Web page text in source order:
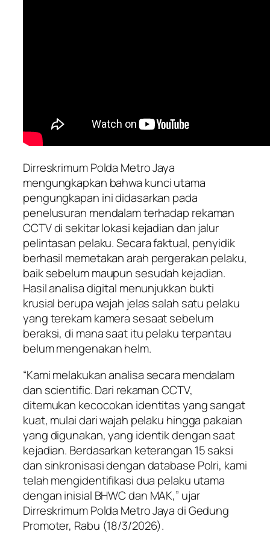
Dirreskrimum Polda Metro Jaya
mengungkapkan bahwa kunci utama
pengungkapan ini didasarkan pada
penelusuran mendalam terhadap rekaman
CCTV di sekitar lokasi kejadian dan jalur
pelintasan pelaku. Secara faktual, penyidik
berhasil memetakan arah pergerakan pelaku,
baik sebelum maupun sesudah kejadian.
Hasil analisa digital menunjukkan bukti
krusial berupa wajah jelas salah satu pelaku
yang terekam kamera sesaat sebelum
beraksi, di mana saat itu pelaku terpantau
belum mengenakan helm.
“Kami melakukan analisa secara mendalam
dan scientific. Dari rekaman CCTV,
ditemukan kecocokan identitas yang sangat
kuat, mulai dari wajah pelaku hingga pakaian
yang digunakan, yang identik dengan saat
kejadian. Berdasarkan keterangan 15 saksi
dan sinkronisasi dengan database Polri, kami
telah mengidentifikasi dua pelaku utama
dengan inisial BHWC dan MAK,” ujar
Dirreskrimum Polda Metro Jaya di Gedung
Promoter, Rabu (18/3/2026).